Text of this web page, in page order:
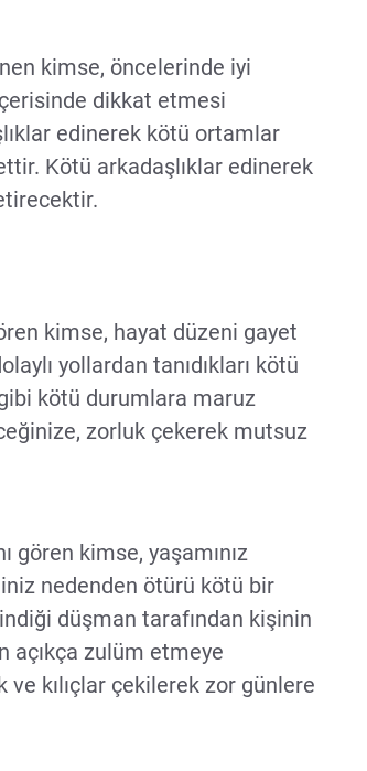
kimse, öncelerinde iyi
dikkat etmesi
edinerek kötü ortamlar
Kötü arkadaşlıklar edinerek
kimse, hayat düzeni gayet
yollardan tanıdıkları kötü
kötü durumlara maruz
zorluk çekerek mutsuz
gören kimse, yaşamınız
nedenden ötürü kötü bir
düşman tarafından kişinin
açıkça zulüm etmeye
ve kılıçlar çekilerek zor günlere